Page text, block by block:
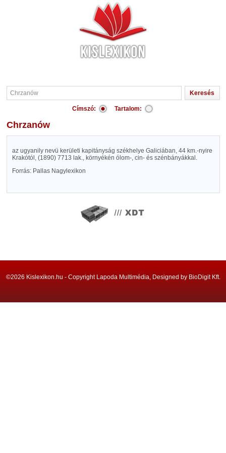
Címszó: Tartalom:
Chrzanów
az ugyanily nevü kerületi kapitányság székhelye Galiciában, 44 km.-nyire
Krakótól, (1890) 7713 lak., környékén ólom-, cin- és szénbányákkal.
Forrás: Pallas Nagylexikon
©2026 Kislexikon.hu - Copyright Lapoda Multimédia, Designed by BioDigit Kft.